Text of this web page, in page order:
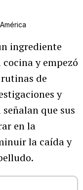
ingrediente
y empezó
de
y
que sus
en la
la caída y